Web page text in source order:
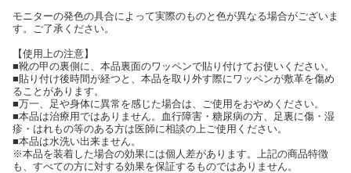
モニターの発色の具合によって実際のものと色が異なる場合がございま
す。ご了承ください。
【使用上の注意】
■靴の甲の裏側に、本品裏面のワッペンで貼り付けてお使いください。
■貼り付け後時間が経つと、本品を取り外す際にワッペンが敷革を傷め
ることがあります。
■万一、足や身体に異常を感じた場合は、ご使用をおやめください。
■本品は治療用ではありません。血行障害・糖尿病の方、足裏に傷・湿
疹・はれもの等のある方は医師に相談の上ご使用ください。
■本品は水洗い出来ません。
※本品を装着した場合の効果には個人差があります。上記の商品特徴
も、すべての方に対する効果を保証するものではありません。